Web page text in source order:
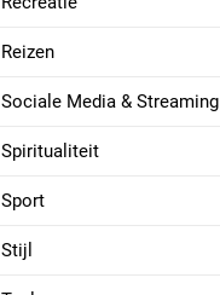
Reizen
Sociale Media & Streaming
Spiritualiteit
Sport
Stijl